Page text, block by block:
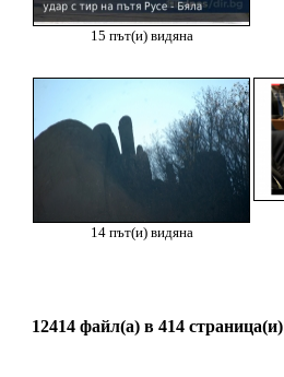
15 път(и) видяна
14 път(и) видяна
12414 файл(а) в 414 страница(и)